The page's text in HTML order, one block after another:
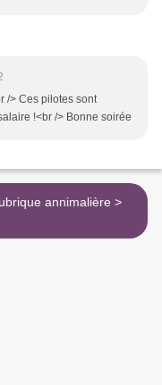
/> Ces pilotes sont
!<br /> Bonne soirée
rubrique annimalière >